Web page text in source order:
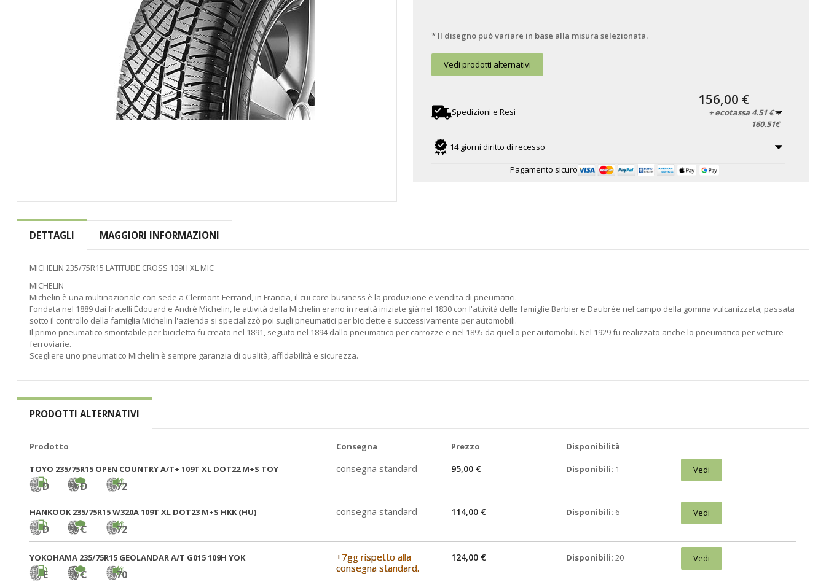
* Il disegno può variare in base alla misura selezionata.
Vedi prodotti alternativi
Spedizioni e Resi
14 giorni diritto di recesso
Pagamento sicuro
156,00 €
+ ecotassa 4.51 € =
160.51€
all'inizio
della
galleria
immagini
DETTAGLI MAGGIORI INFORMAZIONI
MICHELIN 235/75R15 LATITUDE CROSS 109H XL MIC
MICHELIN
Michelin è una multinazionale con sede a Clermont-Ferrand, in Francia, il cui core-business è la produzione e vendita di pneumatici.
Fondata nel 1889 dai fratelli Édouard e André Michelin, le attività della Michelin erano in realtà iniziate già nel 1830 con l'attività delle famiglie Barbier e Daubrée nel campo della gomma vulcanizzata; passata
sotto il controllo della famiglia Michelin l'azienda si specializzò poi sugli pneumatici per biciclette e successivamente per automobili.
Il primo pneumatico smontabile per bicicletta fu creato nel 1891, seguito nel 1894 dallo pneumatico per carrozze e nel 1895 da quello per automobili. Nel 1929 fu realizzato anche lo pneumatico per vetture
ferroviarie.
Scegliere uno pneumatico Michelin è sempre garanzia di qualità, affidabilità e sicurezza.
PRODOTTI ALTERNATIVI
Prodotto Consegna Prezzo Disponibilità
TOYO 235/75R15 OPEN COUNTRY A/T+ 109T XL DOT22 M+S TOY
D D 72
consegna standard 95,00 € Disponibili: 1 Vedi
HANKOOK 235/75R15 W320A 109T XL DOT23 M+S HKK (HU)
D C 72
consegna standard 114,00 € Disponibili: 6 Vedi
YOKOHAMA 235/75R15 GEOLANDAR A/T G015 109H YOK
E C 70
+7gg rispetto alla
consegna standard.
124,00 € Disponibili: 20 Vedi